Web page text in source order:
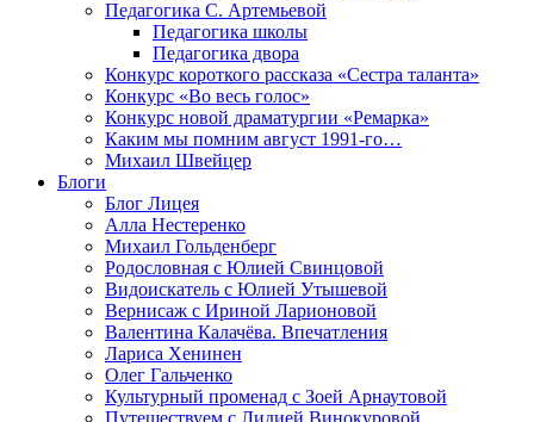
Педагогика С. Артемьевой
Педагогика школы
Педагогика двора
Конкурс короткого рассказа «Сестра таланта»
Конкурс «Во весь голос»
Конкурс новой драматургии «Ремарка»
Каким мы помним август 1991-го…
Михаил Швейцер
Блоги
Блог Лицея
Алла Нестеренко
Михаил Гольденберг
Родословная с Юлией Свинцовой
Видоискатель с Юлией Утышевой
Вернисаж с Ириной Ларионовой
Валентина Калачёва. Впечатления
Лариса Хенинен
Олег Гальченко
Культурный променад с Зоей Арнаутовой